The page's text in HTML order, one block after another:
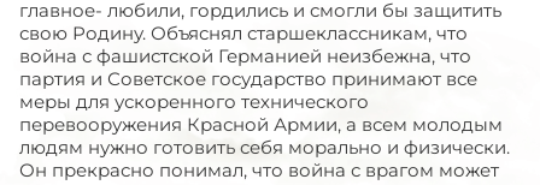
главное- любили, гордились и смогли бы защитить
свою Родину. Объяснял старшеклассникам, что
война с фашистской Германией неизбежна, что
партия и Советское государство принимают все
меры для ускоренного технического
перевооружения Красной Армии, а всем молодым
людям нужно готовить себя морально и физически.
Он прекрасно понимал, что война с врагом может